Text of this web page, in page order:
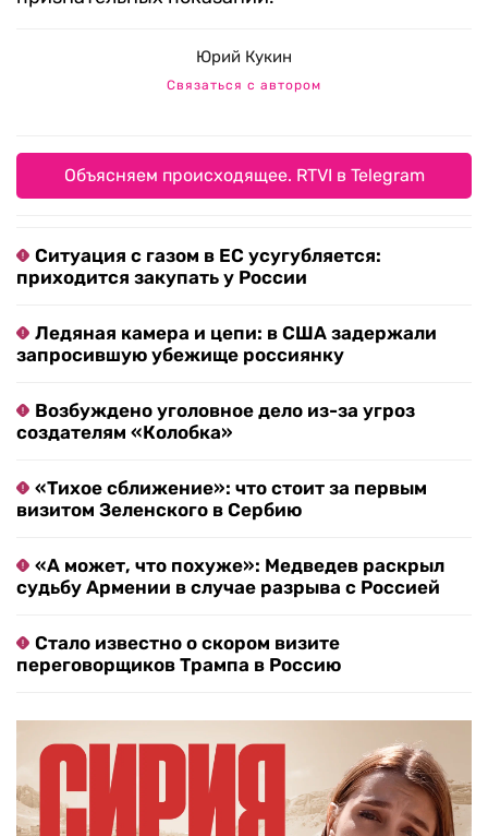
Юрий Кукин
Связаться с автором
Объясняем происходящее. RTVI в Telegram
Ситуация с газом в ЕС усугубляется:
приходится закупать у России
Ледяная камера и цепи: в США задержали
запросившую убежище россиянку
Возбуждено уголовное дело из-за угроз
создателям «Колобка»
«Тихое сближение»: что стоит за первым
визитом Зеленского в Сербию
«А может, что похуже»: Медведев раскрыл
судьбу Армении в случае разрыва с Россией
Стало известно о скором визите
переговорщиков Трампа в Россию